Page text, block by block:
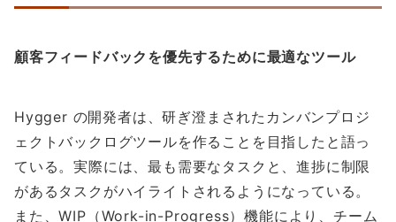
顧客フィードバックを優先するために最適なツール
Hygger の開発者は、研ぎ澄まされたカンバンプロジ
ェクトバックログツールを作ることを目指したと語っ
ている。実際には、最も需要なタスクと、進捗に制限
があるタスクがハイライトされるようになっている。
また、WIP（Work-in-Progress）機能により、チーム